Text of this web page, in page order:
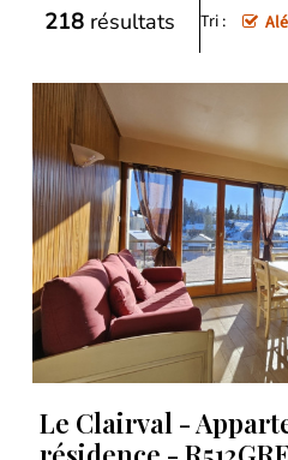
218 résultats Tri :
Le Clairval -